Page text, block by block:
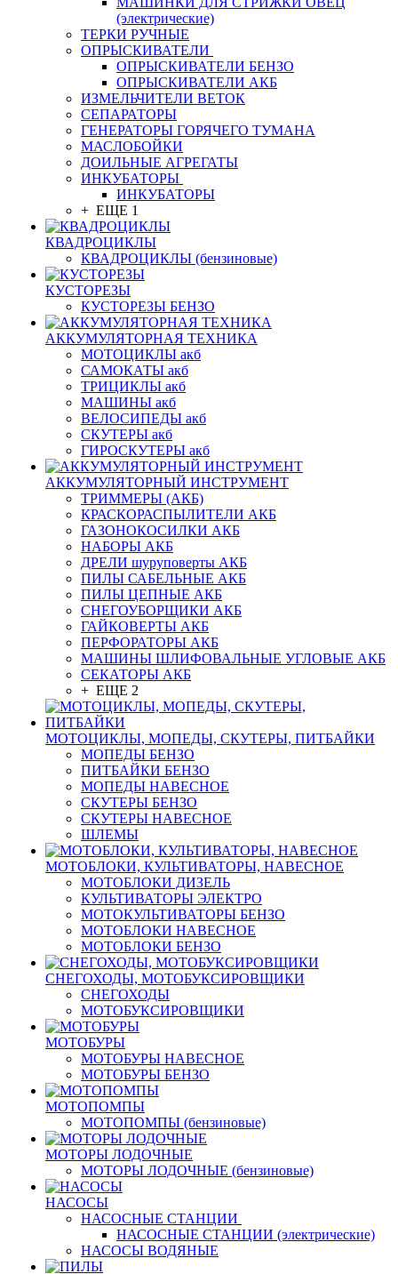
(электрические)
ТЕРКИ РУЧНЫЕ
ОПРЫСКИВАТЕЛИ
ОПРЫСКИВАТЕЛИ БЕНЗО
ОПРЫСКИВАТЕЛИ АКБ
ИЗМЕЛЬЧИТЕЛИ ВЕТОК
СЕПАРАТОРЫ
ГЕНЕРАТОРЫ ГОРЯЧЕГО ТУМАНА
МАСЛОБОЙКИ
ДОИЛЬНЫЕ АГРЕГАТЫ
ИНКУБАТОРЫ
ИНКУБАТОРЫ
+ ЕЩЕ 1
КВАДРОЦИКЛЫ
КВАДРОЦИКЛЫ (бензиновые)
КУСТОРЕЗЫ
КУСТОРЕЗЫ БЕНЗО
АККУМУЛЯТОРНАЯ ТЕХНИКА
МОТОЦИКЛЫ акб
САМОКАТЫ акб
ТРИЦИКЛЫ акб
МАШИНЫ акб
ВЕЛОСИПЕДЫ акб
СКУТЕРЫ акб
ГИРОСКУТЕРЫ акб
АККУМУЛЯТОРНЫЙ ИНСТРУМЕНТ
ТРИММЕРЫ (АКБ)
КРАСКОРАСПЫЛИТЕЛИ АКБ
ГАЗОНОКОСИЛКИ АКБ
НАБОРЫ АКБ
ДРЕЛИ шуруповерты АКБ
ПИЛЫ САБЕЛЬНЫЕ АКБ
ПИЛЫ ЦЕПНЫЕ АКБ
СНЕГОУБОРЩИКИ АКБ
ГАЙКОВЕРТЫ АКБ
ПЕРФОРАТОРЫ АКБ
МАШИНЫ ШЛИФОВАЛЬНЫЕ УГЛОВЫЕ АКБ
СЕКАТОРЫ АКБ
+ ЕЩЕ 2
МОТОЦИКЛЫ, МОПЕДЫ, СКУТЕРЫ, ПИТБАЙКИ
МОПЕДЫ БЕНЗО
ПИТБАЙКИ БЕНЗО
МОПЕДЫ НАВЕСНОЕ
СКУТЕРЫ БЕНЗО
СКУТЕРЫ НАВЕСНОЕ
ШЛЕМЫ
МОТОБЛОКИ, КУЛЬТИВАТОРЫ, НАВЕСНОЕ
МОТОБЛОКИ ДИЗЕЛЬ
КУЛЬТИВАТОРЫ ЭЛЕКТРО
МОТОКУЛЬТИВАТОРЫ БЕНЗО
МОТОБЛОКИ НАВЕСНОЕ
МОТОБЛОКИ БЕНЗО
СНЕГОХОДЫ, МОТОБУКСИРОВЩИКИ
СНЕГОХОДЫ
МОТОБУКСИРОВЩИКИ
МОТОБУРЫ
МОТОБУРЫ НАВЕСНОЕ
МОТОБУРЫ БЕНЗО
МОТОПОМПЫ
МОТОПОМПЫ (бензиновые)
МОТОРЫ ЛОДОЧНЫЕ
МОТОРЫ ЛОДОЧНЫЕ (бензиновые)
НАСОСЫ
НАСОСНЫЕ СТАНЦИИ
НАСОСНЫЕ СТАНЦИИ (электрические)
НАСОСЫ ВОДЯНЫЕ